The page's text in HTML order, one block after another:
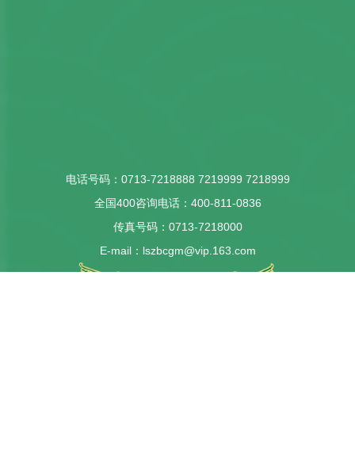
电话号码： 0713-7218888 7219999 7218999
全国400咨询电话： 400-811-0836
传真号码： 0713-7218000
E-mail： lszbcgm@vip.163.com